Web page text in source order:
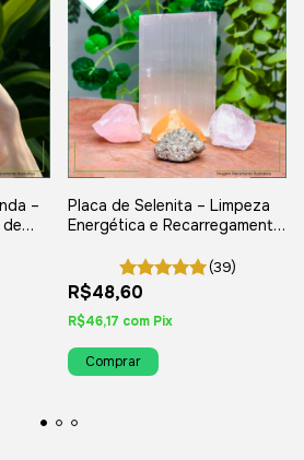
–
Placa de Selenita – Limpeza
Energética e Recarregamento
(39)
R$48,60
R$46,17 com Pix